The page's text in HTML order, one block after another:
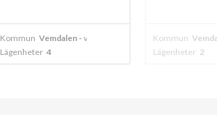
Kommun Vemdalen - vemdalsskalet
Lägenheter 4
Kommun
Lägenheter 2